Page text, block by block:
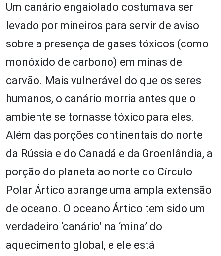
Um canário engaiolado costumava ser
levado por mineiros para servir de aviso
sobre a presença de gases tóxicos (como
monóxido de carbono) em minas de
carvão. Mais vulnerável do que os seres
humanos, o canário morria antes que o
ambiente se tornasse tóxico para eles.
Além das porções continentais do norte
da Rússia e do Canadá e da Groenlândia, a
porção do planeta ao norte do Círculo
Polar Ártico abrange uma ampla extensão
de oceano. O oceano Ártico tem sido um
verdadeiro ‘canário’ na ‘mina’ do
aquecimento global, e ele está